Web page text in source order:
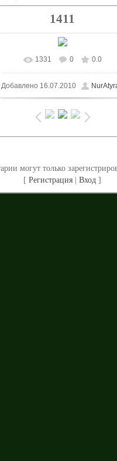
1411
В реальном размере
/ 271.7Kb
1331 0 0.0
Добавлено 16.07.2010
могут только
[Регистрация |Вход ]